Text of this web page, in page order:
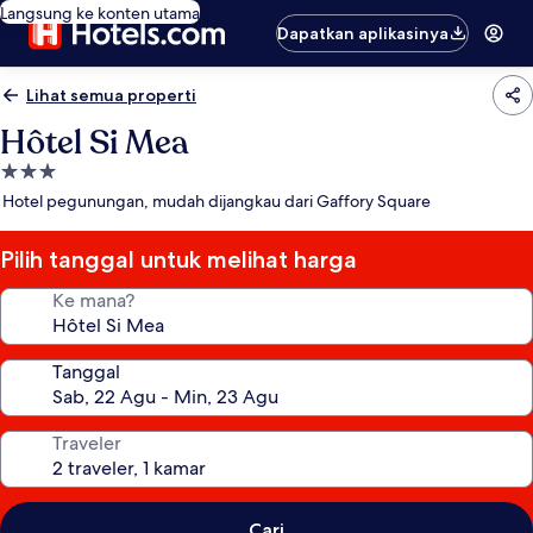
Langsung ke konten utama
Dapatkan aplikasinya
Lihat semua properti
Hôtel Si Mea
Properti
bintang
Hotel pegunungan, mudah dijangkau dari Gaffory Square
Pilih tanggal untuk melihat harga
Ke mana?
Tanggal
Traveler